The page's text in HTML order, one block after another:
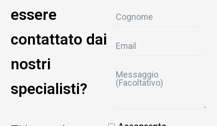
essere
contattato dai
nostri
specialisti?